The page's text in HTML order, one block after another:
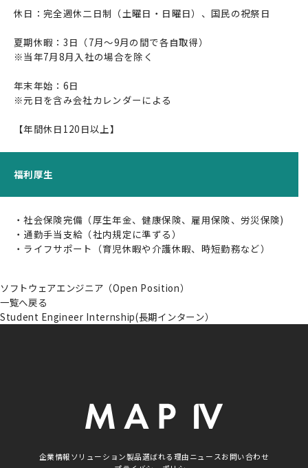
ソリューション
社会インフラ
製造・物流
建設・土木・環境
自動運転・スマートシティ
測量・空間情報
用途別ソリューション
活用事例
製品
3次元データ計測システム
センサーキャリブレーションソフトウェア
点群クラス分類ソフトウェア
ベクターマップ生成ソフトウェア
休日：完全週休二日制（土曜日・日曜日）、国民の祝祭日
夏期休暇：3日（7月～9月の間で各自取得）
※当年7月8月入社の場合を除く
年末年始：6日
※元日を含み会社カレンダーによる
【年間休日120日以上】
福利厚生
・社会保険完備（厚生年金、健康保険、雇用保険、労災保険)
・通勤手当支給（社内規定に準ずる）
・ライフサポート（育児休暇や介護休暇、時短勤務など）
ソフトウェアエンジニア（Open Position）
一覧へ戻る
Student Engineer Internship(長期インターン）
企業情報 ソリューション製品選ばれる理由 ニュース お問い合わせ